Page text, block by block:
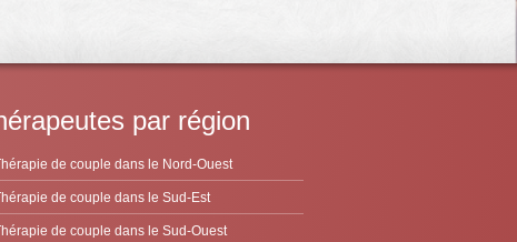
par région
de couple dans le Nord-Ouest
de couple dans le Sud-Est
de couple dans le Sud-Ouest